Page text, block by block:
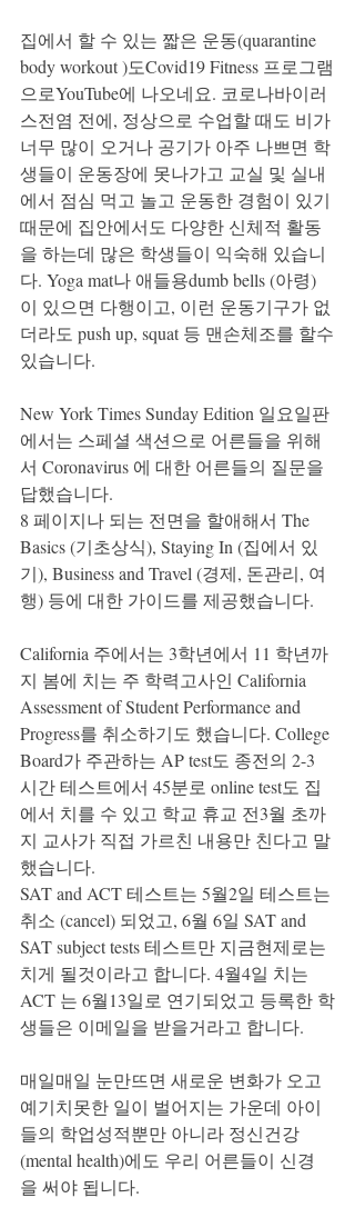
집에서 할 수 있는 짧은 운동(quarantine
body workout )도Covid19 Fitness 프로그램
으로YouTube에 나오네요. 코로나바이러
스전염 전에, 정상으로 수업할 때도 비가
너무 많이 오거나 공기가 아주 나쁘면 학
생들이 운동장에 못나가고 교실 및 실내
에서 점심 먹고 놀고 운동한 경험이 있기
때문에 집안에서도 다양한 신체적 활동
을 하는데 많은 학생들이 익숙해 있습니
다. Yoga mat나 애들용dumb bells (아령)
이 있으면 다행이고, 이런 운동기구가 없
더라도 push up, squat 등 맨손체조를 할수
있습니다.
New York Times Sunday Edition 일요일판
에서는 스페셜 색션으로 어른들을 위해
서 Coronavirus 에 대한 어른들의 질문을
답했습니다.
8 페이지나 되는 전면을 할애해서 The
Basics (기초상식), Staying In (집에서 있
기), Business and Travel (경제, 돈관리, 여
행) 등에 대한 가이드를 제공했습니다.
California 주에서는 3학년에서 11 학년까
지 봄에 치는 주 학력고사인 California
Assessment of Student Performance and
Progress를 취소하기도 했습니다. College
Board가 주관하는 AP test도 종전의 2-3
시간 테스트에서 45분로 online test도 집
에서 치를 수 있고 학교 휴교 전3월 초까
지 교사가 직접 가르친 내용만 친다고 말
했습니다.
SAT and ACT 테스트는 5월2일 테스트는
취소 (cancel) 되었고, 6월 6일 SAT and
SAT subject tests 테스트만 지금현제로는
치게 될것이라고 합니다. 4월4일 치는
ACT 는 6월13일로 연기되었고 등록한 학
생들은 이메일을 받을거라고 합니다.
매일매일 눈만뜨면 새로운 변화가 오고
예기치못한 일이 벌어지는 가운데 아이
들의 학업성적뿐만 아니라 정신건강
(mental health)에도 우리 어른들이 신경
을 써야 됩니다.